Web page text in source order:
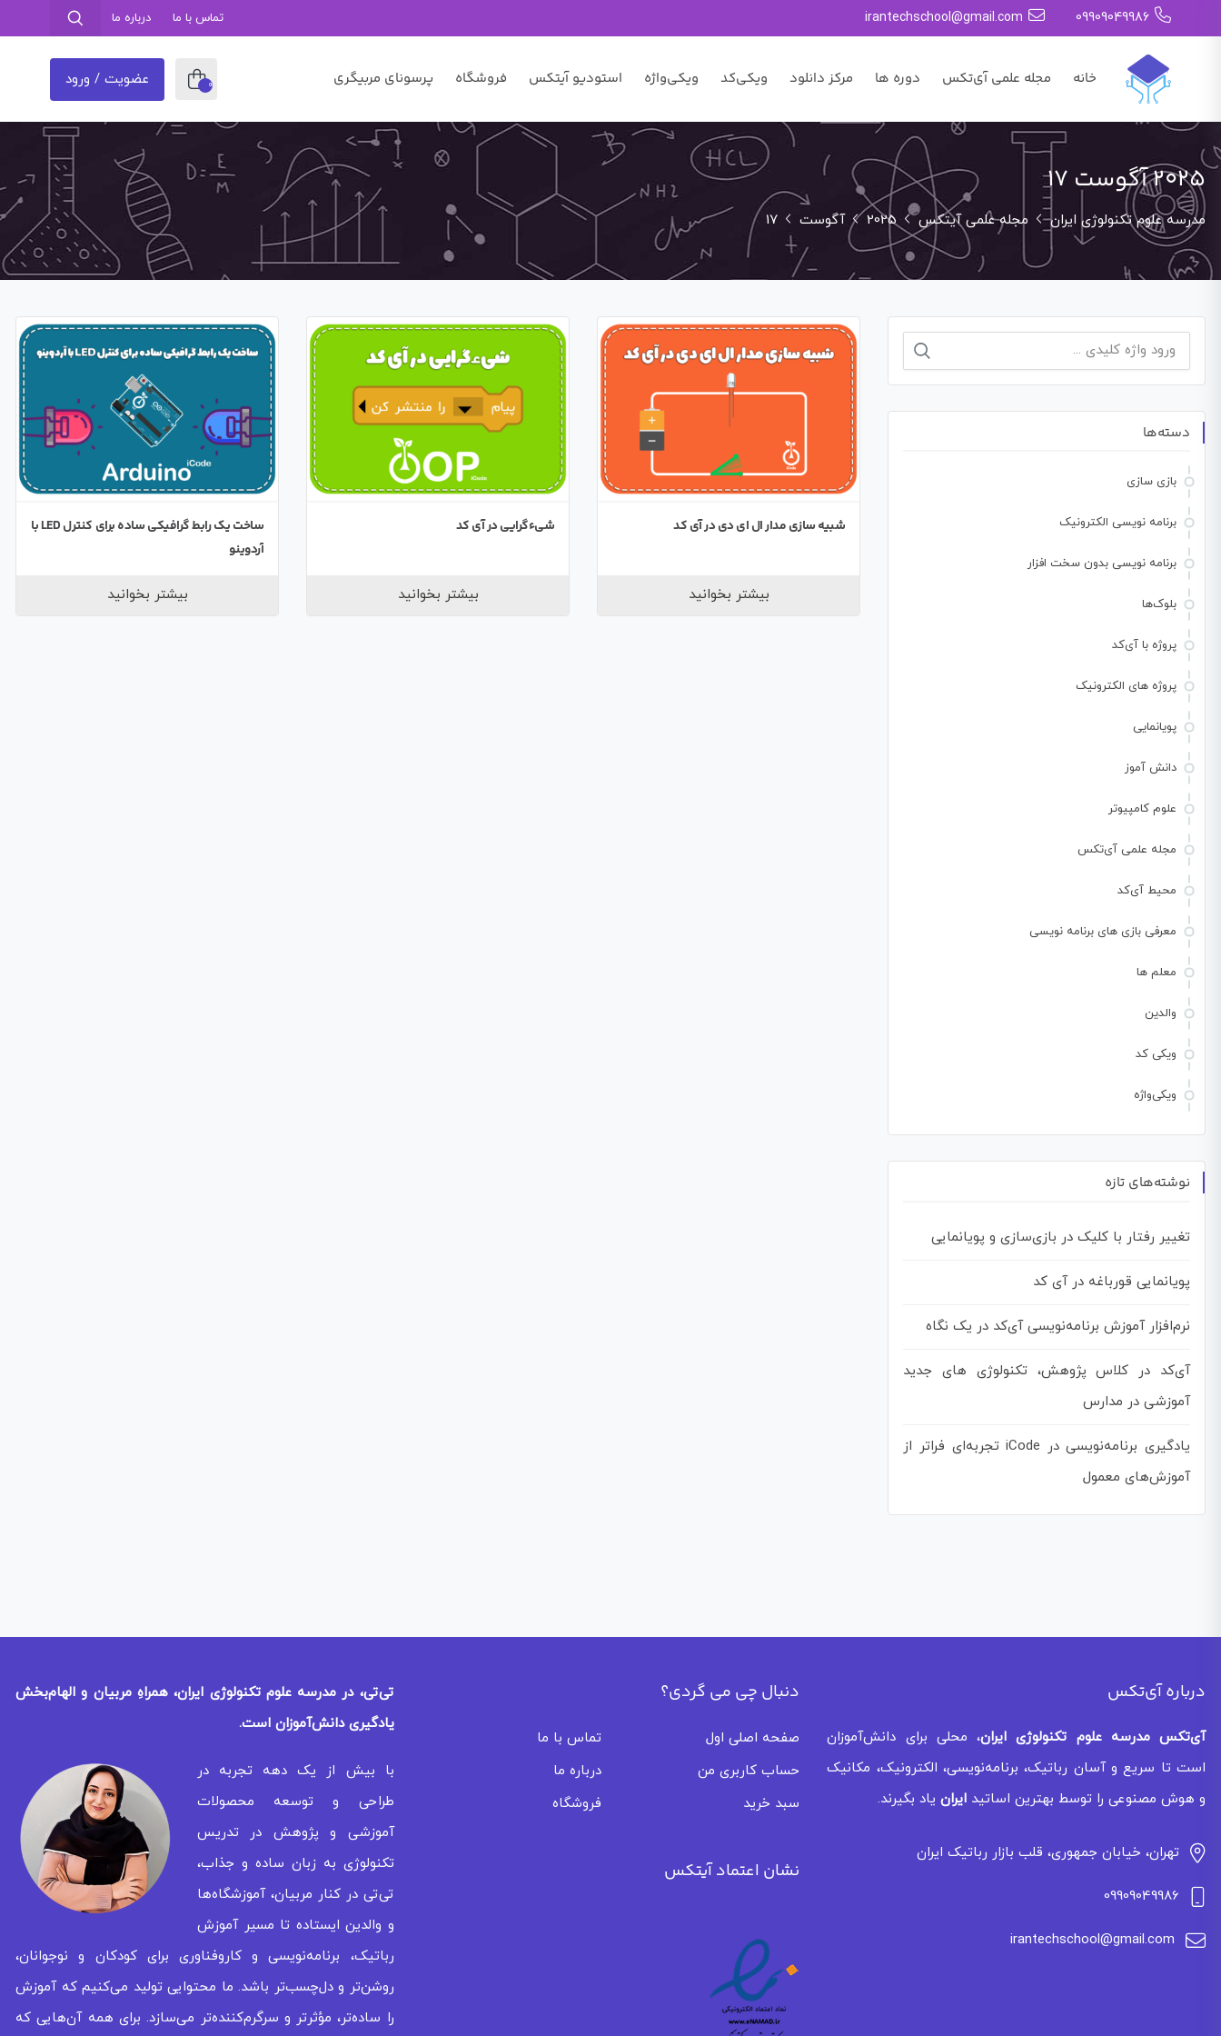
09909049986
irantechschool@gmail.com تماس با ما درباره ما
خانه مجله علمی آی‌تکس دوره ها مرکز دانلود ویکی‌کد ویکی‌واژه استودیو آیتکس فروشگاه پرسونای مربیگری 0 عضویت / ورود
2025 آگوست 17
مدرسه علوم تکنولوژی ایران مجله علمی آیتکس 2025 آگوست 17
شبیه سازی مدار ال ای دی در آی کد
بیشتر بخوانید
شیءگرایی در آی کد
بیشتر بخوانید
ساخت یک رابط گرافیکی ساده برای کنترل LED با
آردوینو
بیشتر بخوانید
جستجو
دسته‌ها
بازی سازی
برنامه نویسی الکترونیک
برنامه نویسی بدون سخت افزار
بلوک‌ها
پروژه با آی‌کد
پروژه های الکترونیک
پویانمایی
دانش آموز
علوم کامپیوتر
مجله علمی آی‌تکس
محیط آی‌کد
معرفی بازی های برنامه نویسی
معلم ها
والدین
ویکی کد
ویکی‌واژه
نوشته‌های تازه
تغییر رفتار با کلیک در بازی‌سازی و پویانمایی
پویانمایی قورباغه در آی کد
نرم‌افزار آموزش برنامه‌نویسی آی‌کد در یک نگاه
آی‌کد در کلاس پژوهش، تکنولوژی های جدید
آموزشی در مدارس
یادگیری برنامه‌نویسی در iCode تجربه‌ای فراتر از
آموزش‌های معمول
درباره آی‌تکس
آی‌تکس مدرسه علوم تکنولوژی ایران، محلی برای دانش‌آموزان
است تا سریع و آسان رباتیک، برنامه‌نویسی، الکترونیک، مکانیک
و هوش مصنوعی را توسط بهترین اساتید ایران یاد بگیرند.
تهران، خیابان جمهوری، قلب بازار رباتیک ایران
09909049986
irantechschool@gmail.com
دنبال چی می گردی؟
صفحه اصلی اول
تماس با ما
حساب کاربری من
درباره ما
سبد خرید
فروشگاه
نشان اعتماد آیتکس
تی‌تی، در مدرسه علوم تکنولوژی ایران، همراهِ مربیان و الهام‌بخش
یادگیریدانش‌آموزان است.
با بیش از یک دهه تجربه در
طراحی و توسعه محصولات
آموزشی و پژوهش در تدریس
تکنولوژی به زبان ساده و جذاب،
تی‌تی در کنار مربیان، آموزشگاه‌ها
و والدین ایستاده تا مسیر آموزش
رباتیک، برنامه‌نویسی و کاروفناوری برای کودکان و نوجوانان،
روشن‌تر و دل‌چسب‌تر باشد. ما محتوایی تولید می‌کنیم که آموزش
را ساده‌تر، مؤثرتر و سرگرم‌کننده‌تر می‌سازد. برای همه‌ آن‌هایی که